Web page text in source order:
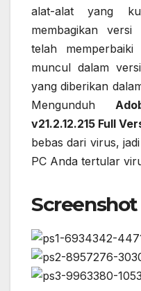
alat-alat yang
membagikan
telah
muncul dalam
yang diberikan
Mengunduh
v21.2.12.215 Full
bebas dari virus,
PC Anda tertular
Screenshot